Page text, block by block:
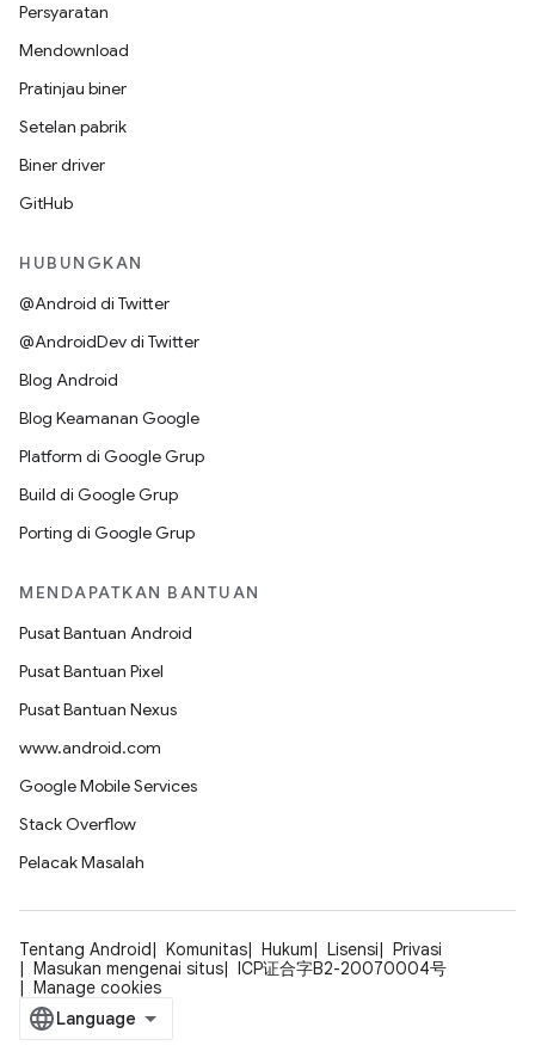
Persyaratan
Mendownload
Pratinjau biner
Setelan pabrik
Biner driver
GitHub
HUBUNGKAN
@Android di Twitter
@AndroidDev di Twitter
Blog Android
Blog Keamanan Google
Platform di Google Grup
Build di Google Grup
Porting di Google Grup
MENDAPATKAN BANTUAN
Pusat Bantuan Android
Pusat Bantuan Pixel
Pusat Bantuan Nexus
www.android.com
Google Mobile Services
Stack Overflow
Pelacak Masalah
Tentang Android Komunitas Hukum Lisensi
Privasi
Masukan mengenai situs
ICP证合字B2-20070004号
Manage cookies